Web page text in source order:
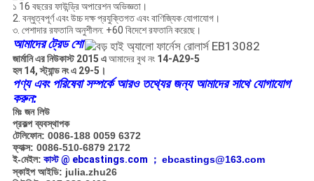
১ 16 বছরের ফাউন্ড্রি অপারেশন অভিজ্ঞতা।
2. বন্ধুত্বপূর্ণ এবং উচ্চ দক্ষ প্রযুক্তিগত এবং বাণিজ্যিক যোগাযোগ।
৩. পেশাদার রফতানি অনুশীলন: +60 বিদেশে রফতানি করেছে।
আমাদের ট্রেড শো
জার্মানি এর নিউকাস্ট 2015 এআমাদের বুথ নং 14-A29-5
হল 14, স্ট্যান্ড নং এ 29-5।
পণ্য এবং পরিষেবা সম্পর্কে আরও তথ্যের জন্য আমাদের সাথে যোগাযোগ
করুন:
মিঃ জন লিউ
প্রকল্প ব্যবস্থাপক
টেলিফোন: 0086-188 0059 6372
ফ্যাক্স: 0086-510-6879 2172
ই-মেইল: কাস্ট@ ebcastings.com ； ebcastings@163.com
স্কাইপ আইডি: julia.zhu26